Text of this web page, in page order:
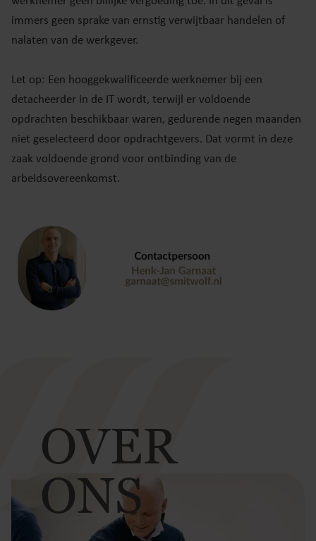
immers geen sprake van ernstig verwijtbaar handelen of
nalaten van de werkgever.
Let op: Een hooggekwalificeerde werknemer bij een
detacheerder in de IT wordt, terwijl er voldoende
opdrachten beschikbaar waren, gedurende negen maanden
niet geselecteerd door opdrachtgevers. Dat vormt in deze
zaak voldoende grond voor ontbinding van de
arbeidsovereenkomst.
OVER
ONS